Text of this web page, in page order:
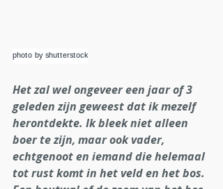
ᵖʰᵒᵗᵒ ᵇʸ ˢʰᵘᵗᵗᵉʳˢᵗᵒᶜᵏ
Het zal wel ongeveer een jaar of 3
geleden zijn geweest dat ik mezelf
herontdekte. Ik bleek niet alleen
boer te zijn, maar ook vader,
echtgenoot en iemand die helemaal
tot rust komt in het veld en het bos.